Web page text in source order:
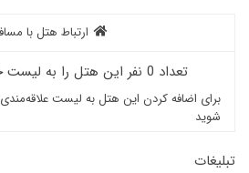
ارتباط هتل با
تعداد 0 نفر این هتل را به لیست خود اضافه کرده‌اند
برای اضافه کردن این هتل به لیست
شوید
تبلیغات